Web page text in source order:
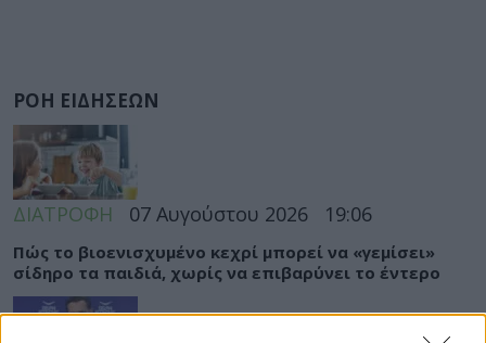
ΡΟΗ ΕΙΔΗΣΕΩΝ
ΔΙΑΤΡΟΦΗ 07 Αυγούστου 2026 19:06
Πώς το βιοενισχυμένο κεχρί μπορεί να «γεμίσει»
σίδηρο τα παιδιά, χωρίς να επιβαρύνει το έντερο